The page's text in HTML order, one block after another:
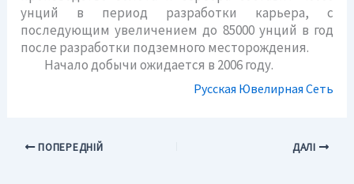
унций в период разработки карьера, с
последующим увеличением до 85000 унций в год
после разработки подземного месторождения.
Начало добычи ожидается в 2006 году.
Русская Ювелирная Сеть
ПОПЕРЕДНІЙ ДАЛІ